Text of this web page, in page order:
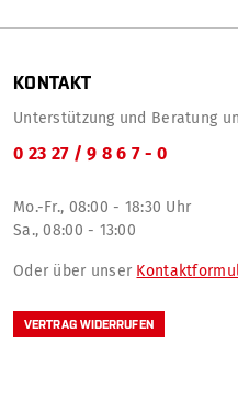
KONTAKT
Unterstützung und Beratung
0 23 27 / 9 8 6 7 - 0
Mo.-Fr., 08:00 - 18:30 Uhr
Sa., 08:00 - 13:00
Oder über unser
VERTRAG WIDERRUFEN